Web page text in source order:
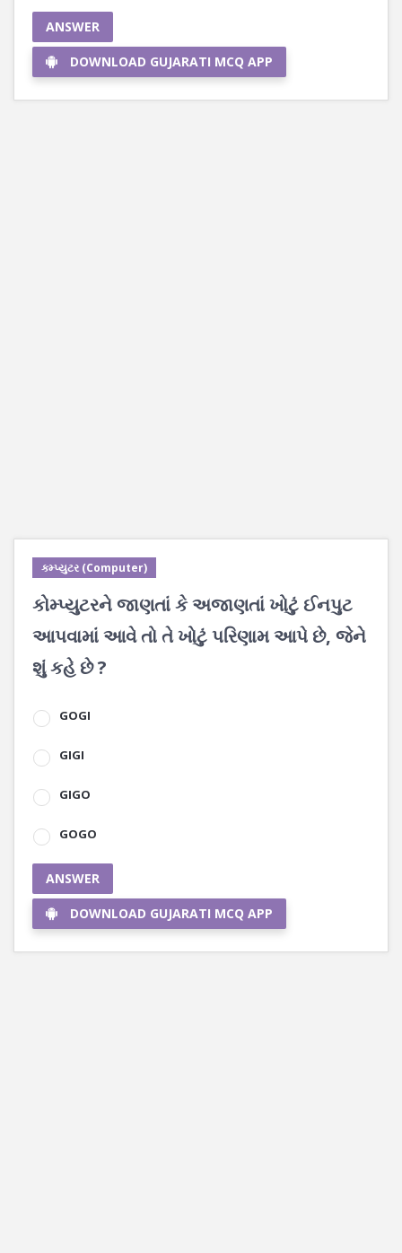
ANSWER
DOWNLOAD GUJARATI MCQ APP
કમ્પ્યુટર (Computer)
કોમ્પ્યુટરને જાણતાં કે અજાણતાં ખોટું ઈનપુટ
આપવામાં આવે તો તે ખોટું પરિણામ આપે છે, જેને
શું કહે છે ?
GOGI
GIGI
GIGO
GOGO
ANSWER
DOWNLOAD GUJARATI MCQ APP